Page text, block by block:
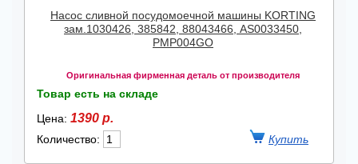
Насос сливной посудомоечной машины KORTING
зам.1030426, 385842, 88043466, AS0033450,
PMP004GO
Оригинальная фирменная деталь от производителя
Товар есть на складе
Цена: 1390 р.
Количество: